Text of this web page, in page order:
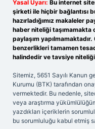
Yasal Uyarı: Bu internet
şirketi ile hiçbir bağlantısı
hazırladığımız makaleler
haber niteliği taşımamakta
paylaşım
benzerlikleri tamamen
halindedir ve tavsiye niteliği
Sitemiz, 5651 Sayılı Kanun
Kurumu (BTK) tarafından
vermektedir. Bu nedenle,
veya araştırma
yazdıkları içeriklerin
bu sorumluluğu kabul etmiş